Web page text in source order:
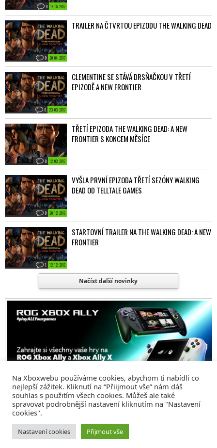
18. 05. 2017
0
20. 04. 2017
0
TRAILER NA ČTVRTOU EPIZODU THE WALKING DEAD
23. 03. 2017
0
CLEMENTINE SE STÁVÁ DRSŇAČKOU V TŘETÍ
EPIZODĚ A NEW FRONTIER
12. 03. 2017
0
TŘETÍ EPIZODA THE WALKING DEAD: A NEW
FRONTIER S KONCEM MĚSÍCE
20. 12. 2016
0
VYŠLA PRVNÍ EPIZODA TŘETÍ SEZÓNY WALKING
DEAD OD TELLTALE GAMES
12. 12. 2016
1
STARTOVNÍ TRAILER NA THE WALKING DEAD: A NEW
FRONTIER
Načíst další novinky
Tvorba webů a sociální služby
Reklama – Inzerce –
Na Xboxwebu používáme cookies, abychom ti nabídli co
nejlepší zážitek. Kliknutí na “Přiijmout vše” nám dáš
souhlas s použitím všech cookies. Můžeš ale také
spravovat podrobnější nastavení kliknutím na "Nastavení
cookies".
Nastavení cookies Přijmout vše